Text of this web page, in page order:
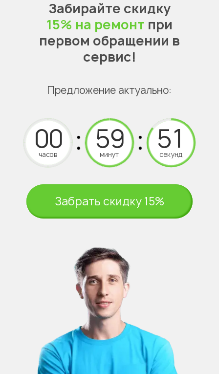
Забирайте скидку
15% на ремонт при
первом обращении в
сервис!
Предложение актуально:
часов минут секунд
Забрать скидку 15%